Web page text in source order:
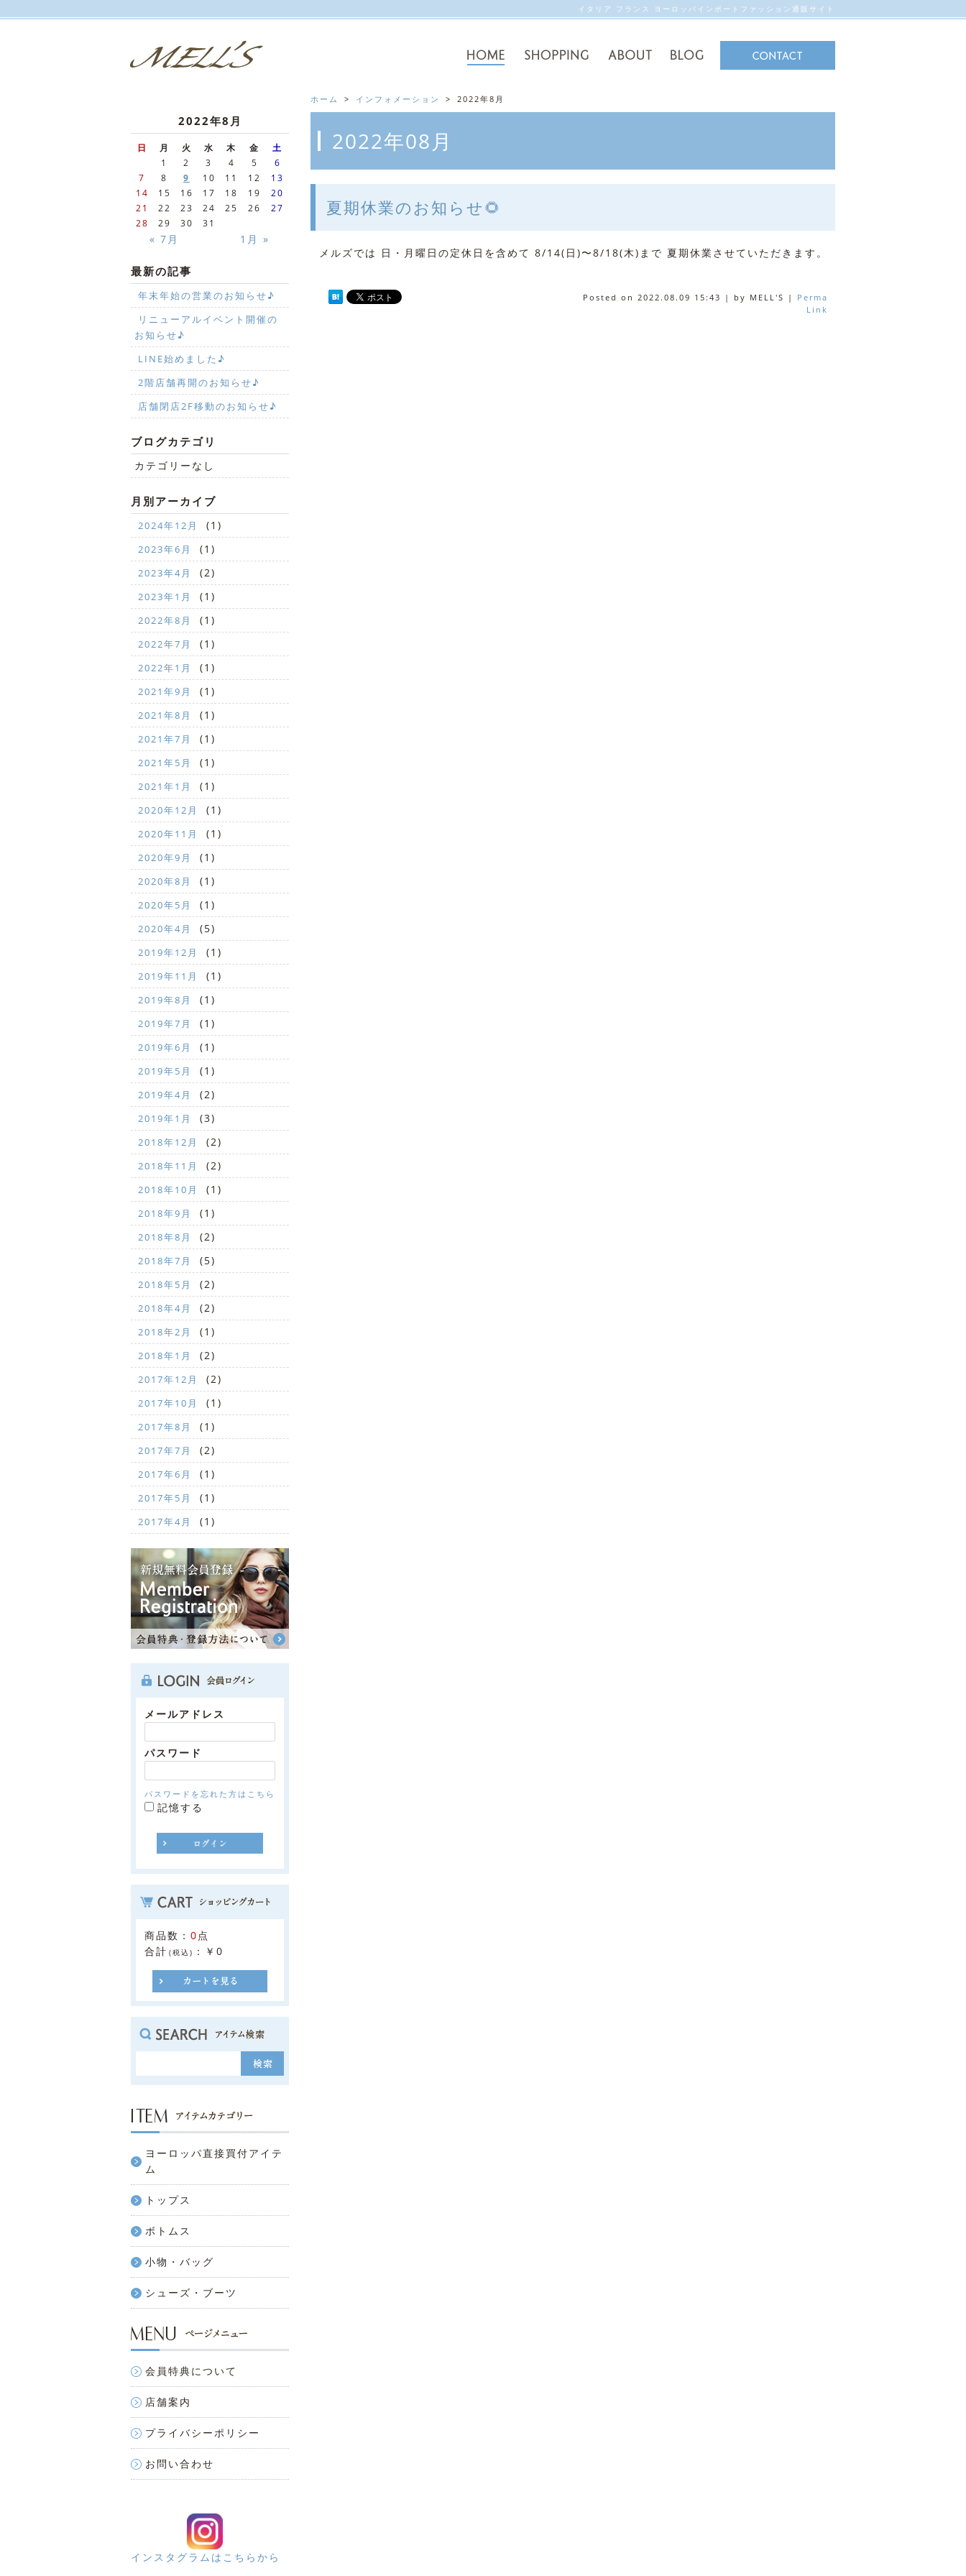
イタリア フランス ヨーロッパインポートファッション通販サイト
ホーム インフォメーション 2022年8月
2022年08月
夏期休業のお知らせ🌻
メルズでは 日・月曜日の定休日を含めて 8/14(日)〜8/18(木)まで 夏期休業させていただきます。
Posted on 2022.08.09 15:43 | by MELL'S | Perma
Link
2022年8月
日 月 火 水 木 金 土
« 7月 1月 »
1 2 3 4 5
6
7
8 9 10 11 12
13
14
15 16 17 18 19
20
21
22 23 24 25 26
27
28
29 30 31
最新の記事
年末年始の営業のお知らせ♪
リニューアルイベント開催の
お知らせ♪
LINE始めました♪
2階店舗再開のお知らせ♪
店舗閉店2F移動のお知らせ♪
ブログカテゴリ
カテゴリーなし
月別アーカイブ
2024年12月 (1)
2023年6月 (1)
2023年4月 (2)
2023年1月 (1)
2022年8月 (1)
2022年7月 (1)
2022年1月 (1)
2021年9月 (1)
2021年8月 (1)
2021年7月 (1)
2021年5月 (1)
2021年1月 (1)
2020年12月 (1)
2020年11月 (1)
2020年9月 (1)
2020年8月 (1)
2020年5月 (1)
2020年4月 (5)
2019年12月 (1)
2019年11月 (1)
2019年8月 (1)
2019年7月 (1)
2019年6月 (1)
2019年5月 (1)
2019年4月 (2)
2019年1月 (3)
2018年12月 (2)
2018年11月 (2)
2018年10月 (1)
2018年9月 (1)
2018年8月 (2)
2018年7月 (5)
2018年5月 (2)
2018年4月 (2)
2018年2月 (1)
2018年1月 (2)
2017年12月 (2)
2017年10月 (1)
2017年8月 (1)
2017年7月 (2)
2017年6月 (1)
2017年5月 (1)
2017年4月 (1)
メールアドレス
パスワード
パスワードを忘れた方はこちら
記憶する
商品数： 0 点
合計 (税込) ： ￥0
ヨーロッパ直接買付アイテ
ム
トップス
ボトムス
小物・バッグ
シューズ・ブーツ
会員特典について
店舗案内
プライバシーポリシー
お問い合わせ
インスタグラムはこちらから